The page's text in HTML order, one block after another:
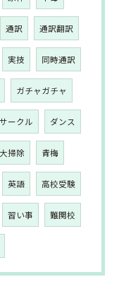
通訳 通訳翻訳
実技 同時通訳
ガチャガチャ
サークル ダンス
大掃除 青梅
英語 高校受験
習い事 難関校